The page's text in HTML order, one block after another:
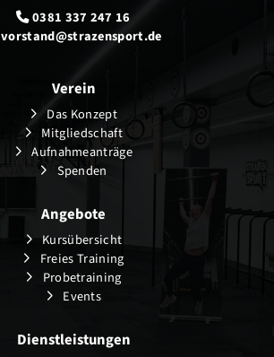
0381 337 247 16
vorstand@strazensport.de
Verein
Das Konzept
Mitgliedschaft
Aufnahmeanträge
Spenden
Angebote
Kursübersicht
Freies Training
Probetraining
Events
Dienstleistungen